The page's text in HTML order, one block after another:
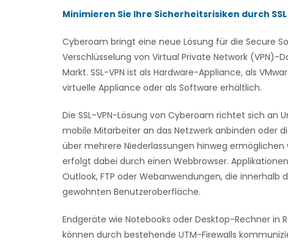
Minimieren Sie Ihre Sicherheitsrisiken durch SSL
Cyberoam bringt eine neue Lösung für die Secure
Verschlüsselung von Virtual Private Network (VPN)-
Markt. SSL-VPN ist als Hardware-Appliance, als
virtuelle Appliance oder als Software erhältlich.
Die SSL-VPN-Lösung von Cyberoam richtet sich an
mobile Mitarbeiter an das Netzwerk anbinden oder
über mehrere Niederlassungen hinweg ermöglichen
erfolgt dabei durch einen Webbrowser.
Outlook, FTP oder Webanwendungen, die
gewohnten Benutzeroberfläche.
Endgeräte wie Notebooks oder Desktop-Rechner
können durch bestehende UTM-Firewalls